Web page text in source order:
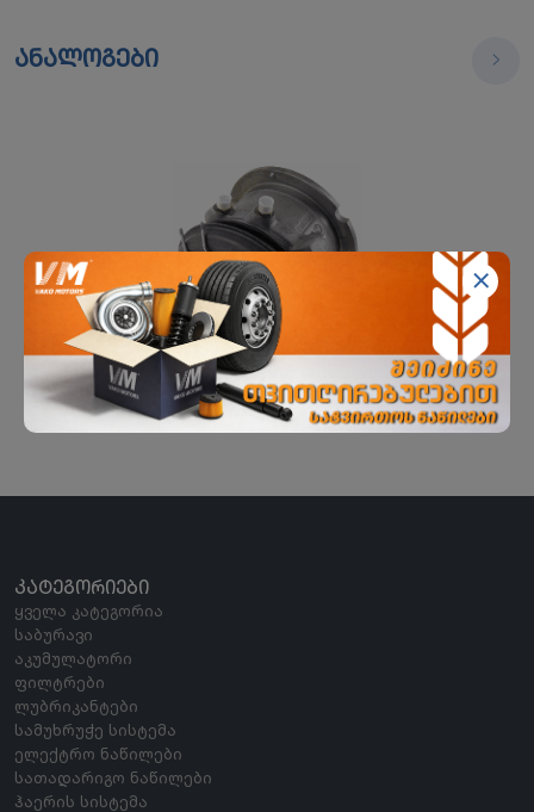
ანალოგები
დამწოლი საკისარი SCANIA
SACHS
ᲙᲐᲢᲔᲒᲝᲠᲘᲔᲑᲘ
ყველა კატეგორია
საბურავი
აკუმულატორი
ფილტრები
ლუბრიკანტები
სამუხრუჭე სისტემა
ელექტრო ნაწილები
სათადარიგო ნაწილები
ჰაერის სისტემა